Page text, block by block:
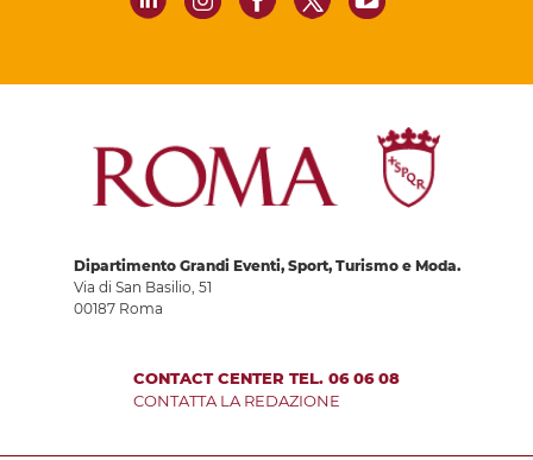
Dipartimento Grandi Eventi, Sport, Turismo e Moda.
Via di San Basilio, 51
00187 Roma
CONTACT CENTER TEL. 06 06 08
CONTATTA LA REDAZIONE